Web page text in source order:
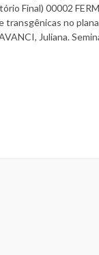
Final) 00002
transgênicas no
Juliana.